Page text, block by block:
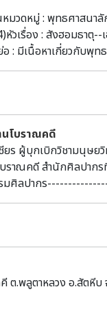
ลัย) สุโขทัย แกวกลอ
ม่ออกท่าน จึงจักให้นิ
แพงเพชร มาสร้างพ
การคำนับ อันดับนั้น
อสร้างดังนี้ ๑. เจดีย์
นตะวันออกและตะวันต
การก่อเป็นซุ้มโค้งสู
ออกของเจดีย์ประธา
ของคูกว้างประมาณ
ที่มาของข้อมูล
หมวดหมู่ : พุทธศาสนา
หัวเรื่อง : สังฮอมธาตุ
นื้อหาเกี่ยวกับพุทธ
บรมราชินีนาถ นครพนม
นโบราณคดี
ร ผู้บุกเบิกวิชามนุษย
ราณคดี สำนักศิลปาก
มศิลปากร
คี ต.พลูตาหลวง อ.สัต